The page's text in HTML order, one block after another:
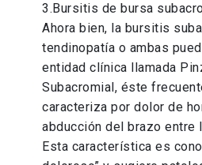
3.Bursitis de bursa
Ahora bien, la bursitis
tendinopatía o ambas
entidad clínica llamada
Subacromial, éste
caracteriza por dolor de
abducción del brazo entre
Esta característica es